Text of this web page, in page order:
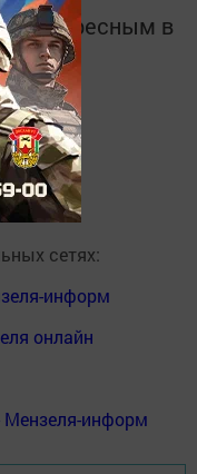
интересным в
в
MАХ:
сетях:
информ
онлайн
Мензеля-информ